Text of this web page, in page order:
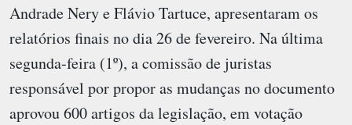
Andrade Nery e Flávio Tartuce, apresentaram os
relatórios finais no dia 26 de fevereiro. Na última
segunda-feira (1º), a comissão de juristas
responsável por propor as mudanças no documento
aprovou 600 artigos da legislação, em votação